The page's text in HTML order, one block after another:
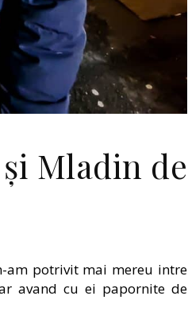
Mladin de
am potrivit mai mereu intre
avand cu ei papornite de